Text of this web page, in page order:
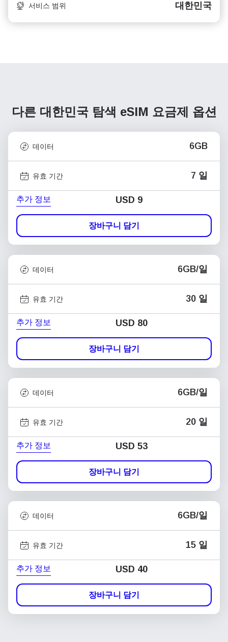
서비스 범위 대한민국
다른 대한민국 탐색 eSIM 요금제 옵션
데이터 6GB
유효 기간 7 일
추가 정보 USD 9
장바구니 담기
데이터 6GB/일
유효 기간 30 일
추가 정보 USD 80
장바구니 담기
데이터 6GB/일
유효 기간 20 일
추가 정보 USD 53
장바구니 담기
데이터 6GB/일
유효 기간 15 일
추가 정보 USD 40
장바구니 담기